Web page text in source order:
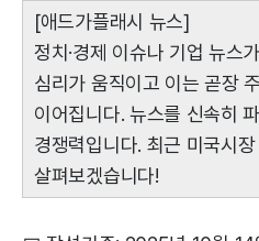
[애드가플래시 뉴스]
정치·경제 이슈나 기업 뉴스
심리가 움직이고 이는 곧장
이어집니다. 뉴스를 신속히
경쟁력입니다. 최근 미국시장
살펴보겠습니다!